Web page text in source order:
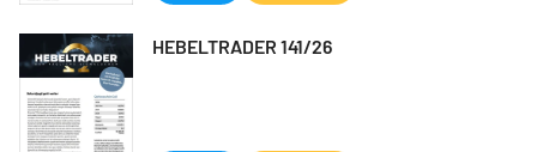
HEBELTRADER 141/26